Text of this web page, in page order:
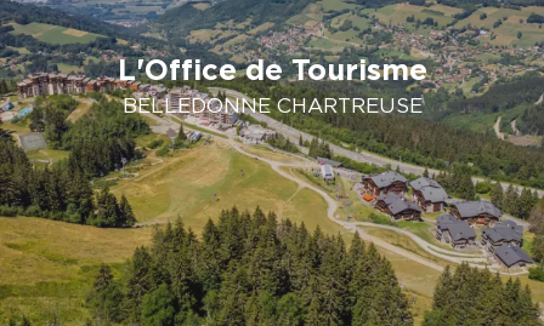
L'Office de Tourisme
BELLEDONNE CHARTREUSE